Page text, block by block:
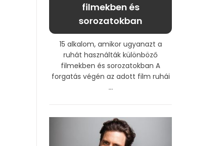
filmekben és
sorozatokban
15 alkalom, amikor ugyanazt a
ruhát használták különböző
filmekben és sorozatokban A
forgatás végén az adott film ruhái
...